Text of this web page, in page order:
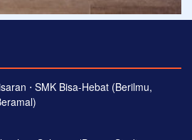
⋅ SMK Bisa-Hebat (Berilmu,